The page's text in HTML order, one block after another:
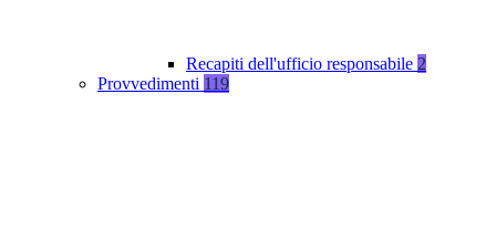
Recapiti dell'ufficio responsabile 2
Provvedimenti 119